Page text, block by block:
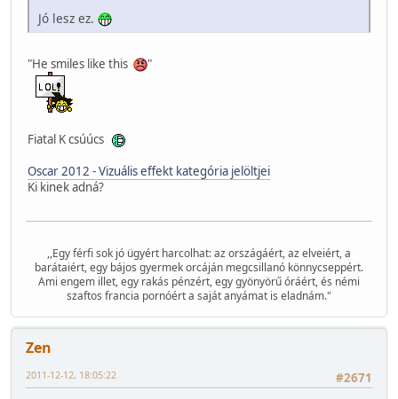
Jó lesz ez.
"He smiles like this "
Fiatal K csúúcs
Oscar 2012 - Vizuális effekt kategória jelöltjei
Ki kinek adná?
,,Egy férfi sok jó ügyért harcolhat: az országáért, az elveiért, a
barátaiért, egy bájos gyermek orcáján megcsillanó könnycseppért.
Ami engem illet, egy rakás pénzért, egy gyönyörű óráért, és némi
szaftos francia pornóért a saját anyámat is eladnám."
Zen
#2671
2011-12-12, 18:05:22